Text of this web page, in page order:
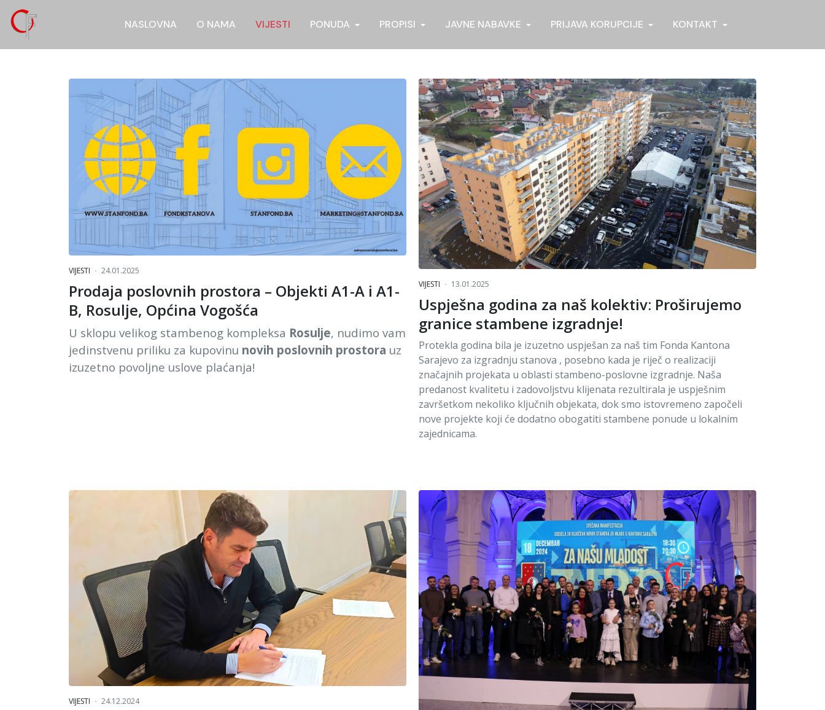
NASLOVNA O NAMA VIJESTI PONUDA PROPISI JAVNE NABAVKE PRIJAVA KORUPCIJE KONTAKT
VIJESTI 24.01.2025
Prodaja poslovnih prostora – Objekti A1-A i A1-
B, Rosulje, Općina Vogošća
U sklopu velikog stambenog kompleksa Rosulje, nudimo vam
jedinstvenu priliku za kupovinu novih poslovnih prostora uz
izuzetno povoljne uslove plaćanja!
VIJESTI 13.01.2025
Uspješna godina za naš kolektiv: Proširujemo
granice stambene izgradnje!
Protekla godina bila je izuzetno uspješan za naš tim Fonda Kantona
Sarajevo za izgradnju stanova , posebno kada je riječ o realizaciji
značajnih projekata u oblasti stambeno-poslovne izgradnje. Naša
predanost kvalitetu i zadovoljstvu klijenata rezultirala je uspješnim
završetkom nekoliko ključnih objekata, dok smo istovremeno započeli
nove projekte koji će dodatno obogatiti stambene ponude u lokalnim
zajednicama.
VIJESTI 24.12.2024